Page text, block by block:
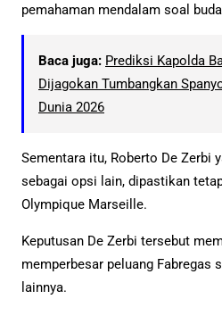
pemahaman mendalam soal
Baca juga: Prediksi Kapolda
Dijagokan Tumbangkan
Dunia 2026
Sementara itu, Roberto De Zerbi
sebagai opsi lain, dipastikan
Olympique Marseille.
Keputusan De Zerbi tersebut
memperbesar peluang Fabregas
lainnya.